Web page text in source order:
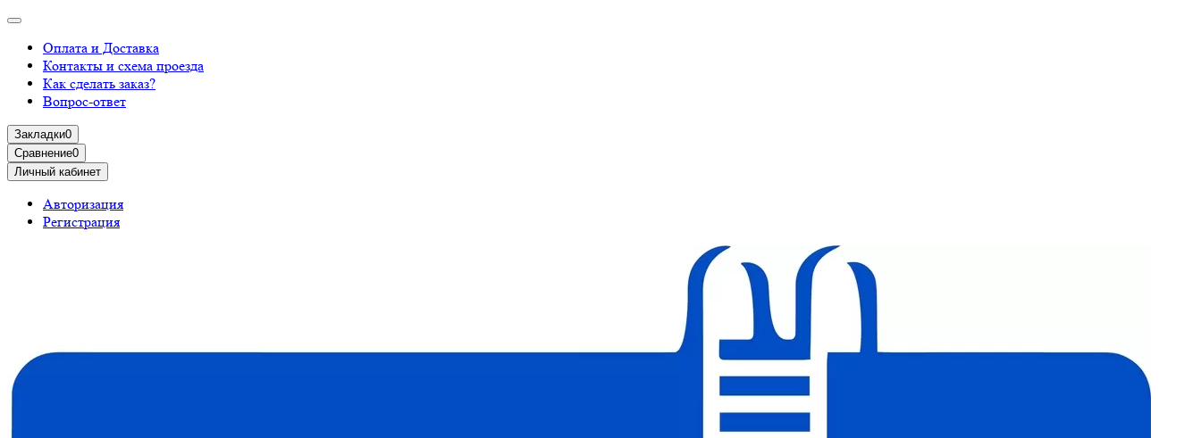
Оплата и Доставка
Контакты и схема проезда
Как сделать заказ?
Вопрос-ответ
Закладки0
Сравнение0
Личный кабинет
Авторизация
Регистрация